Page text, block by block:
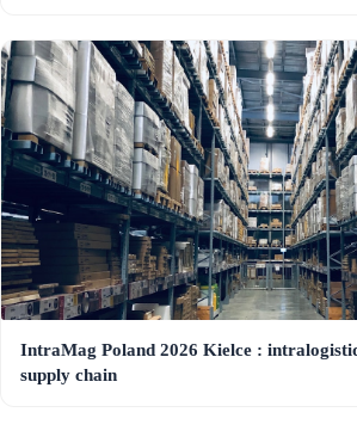
IntraMag Poland 2026 Kielce :
supply chain